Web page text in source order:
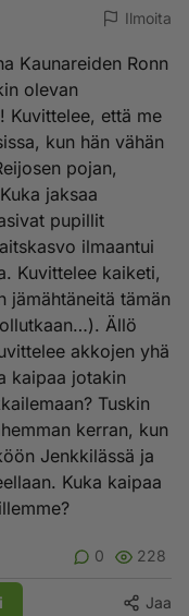
Ilmoita
Kaunareiden Ronn
olevan
Kuvittelee, että me
kun hän vähän
pojan,
jaksaa
pupillit
ilmaantui
Kuvittelee kaiketi,
jämähtäneitä tämän
Ällö
akkojen yhä
kaipaa jotakin
Tuskin
kerran, kun
Jenkkilässä ja
Kuka kaipaa
0 228
Jaa